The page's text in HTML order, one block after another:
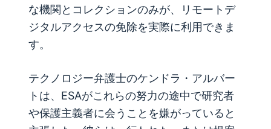
な機関とコレクションのみが、リモートデ
ジタルアクセスの免除を実際に利用できま
す。
テクノロジー弁護士のケンドラ・アルバー
トは、ESAがこれらの努力の途中で研究者
や保護主義者に会うことを嫌がっていると